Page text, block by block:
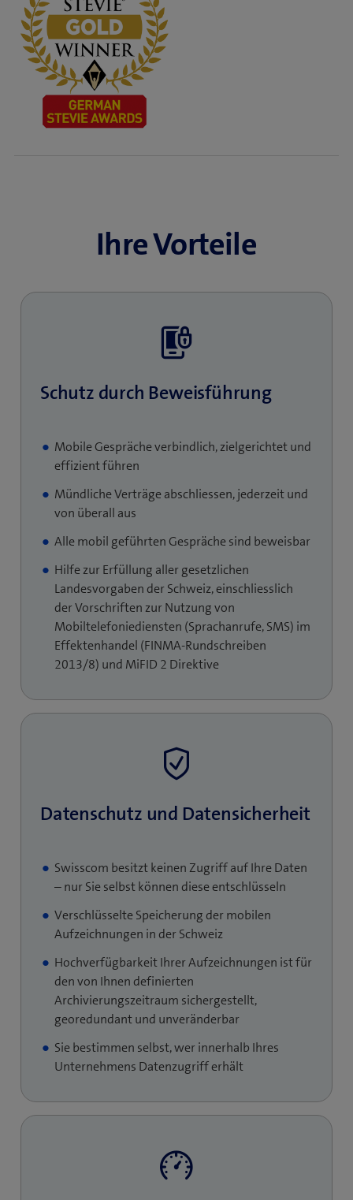
Ihre Vorteile
Schutz durch Beweisführung
Mobile Gespräche verbindlich, zielgerichtet und
effizient führen
Mündliche Verträge abschliessen, jederzeit und
von überall aus
Alle mobil geführten Gespräche sind beweisbar
Hilfe zur Erfüllung aller gesetzlichen
Landesvorgaben der Schweiz, einschliesslich
der Vorschriften zur Nutzung von
Mobiltelefoniediensten (Sprachanrufe, SMS) im
Effektenhandel (FINMA-Rundschreiben
2013/8) und MiFID 2 Direktive
Datenschutz und Daten­sicherheit
Swisscom besitzt keinen Zugriff auf Ihre Daten
– nur Sie selbst können diese entschlüsseln
Verschlüsselte Speicherung der mobilen
Aufzeichnungen in der Schweiz
Hochverfügbarkeit Ihrer Aufzeichnungen ist für
den von Ihnen definierten
Archivierungszeitraum sichergestellt,
georedundant und unveränderbar
Sie bestimmen selbst, wer innerhalb Ihres
Unternehmens Datenzugriff erhält